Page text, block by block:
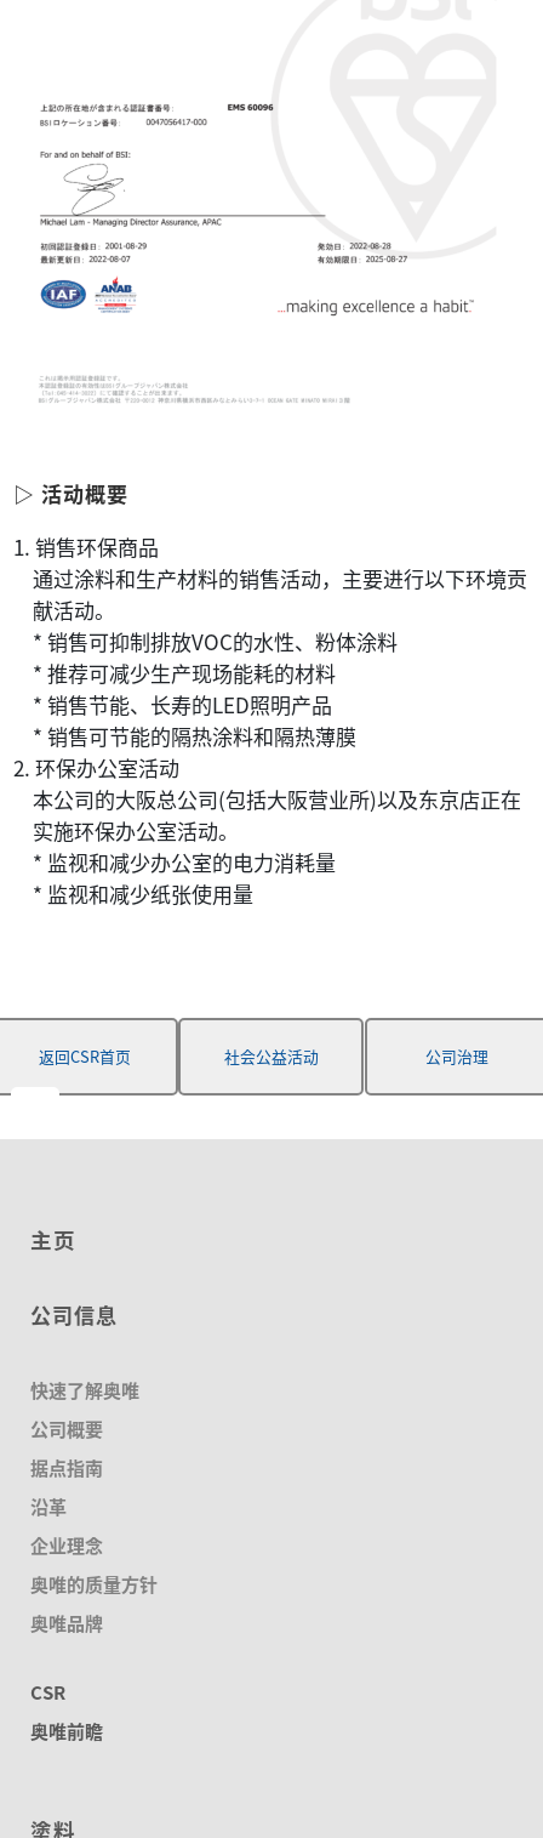
▷ 活动概要
1. 销售环保商品
通过涂料和生产材料的销售活动，主要进行以下环境贡
献活动。
* 销售可抑制排放VOC的水性、粉体涂料
* 推荐可减少生产现场能耗的材料
* 销售节能、长寿的LED照明产品
* 销售可节能的隔热涂料和隔热薄膜
2. 环保办公室活动
本公司的大阪总公司(包括大阪营业所)以及东京店正在
实施环保办公室活动。
* 监视和减少办公室的电力消耗量
* 监视和减少纸张使用量
返回CSR首页 社会公益活动 公司治理
主页
公司信息
快速了解奥唯
公司概要
据点指南
沿革
企业理念
奥唯的质量方针
奥唯品牌
CSR
奥唯前瞻
塗料